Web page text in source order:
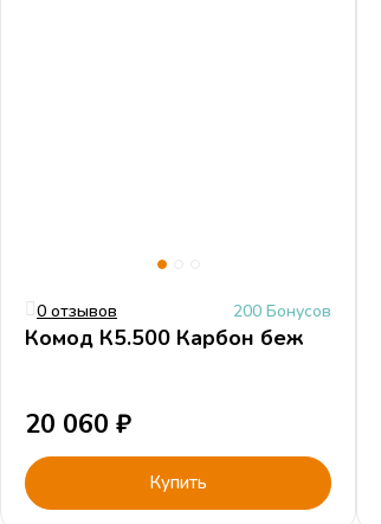
0 отзывов 200 Бонусов
Комод К5.500 Карбон беж
20 060 ₽
Купить